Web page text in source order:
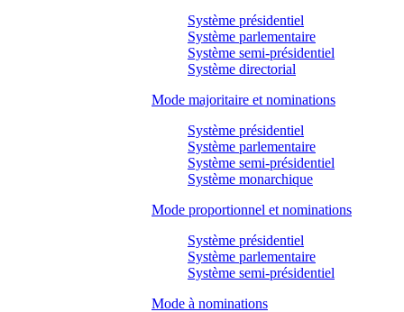
Système présidentiel
Système parlementaire
Système semi-présidentiel
Système directorial
Mode majoritaire et nominations
Système présidentiel
Système parlementaire
Système semi-présidentiel
Système monarchique
Mode proportionnel et nominations
Système présidentiel
Système parlementaire
Système semi-présidentiel
Mode à nominations